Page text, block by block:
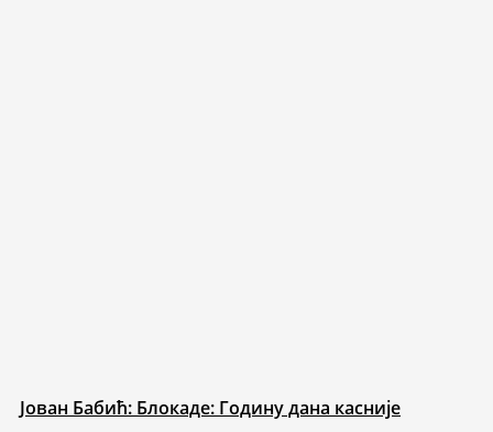
Јован Бабић: Блокаде: Годину дана касније